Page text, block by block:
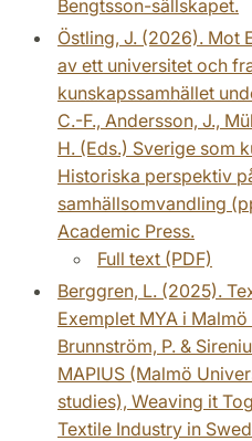
Bengtsson-sällskapet.
Östling, J. (2026). Mot
av ett universitet och
kunskapssamhället
C.-F., Andersson, J.,
H. (Eds.) Sverige som
Historiska perspektiv
samhällsomvandling
Academic Press.
Full text (PDF)
Berggren, L. (2025).
Exemplet MYA i
Brunnström, P. &
MAPIUS (Malmö
studies), Weaving it
Textile Industry in